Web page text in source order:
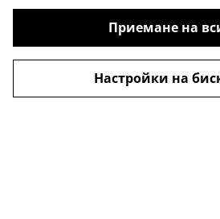
Приемане на
Настройки на